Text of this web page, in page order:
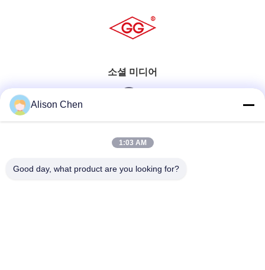
소셜 미디어
빠른 연락
Alison Chen
1:03 AM
Good day, what product are you looking for?